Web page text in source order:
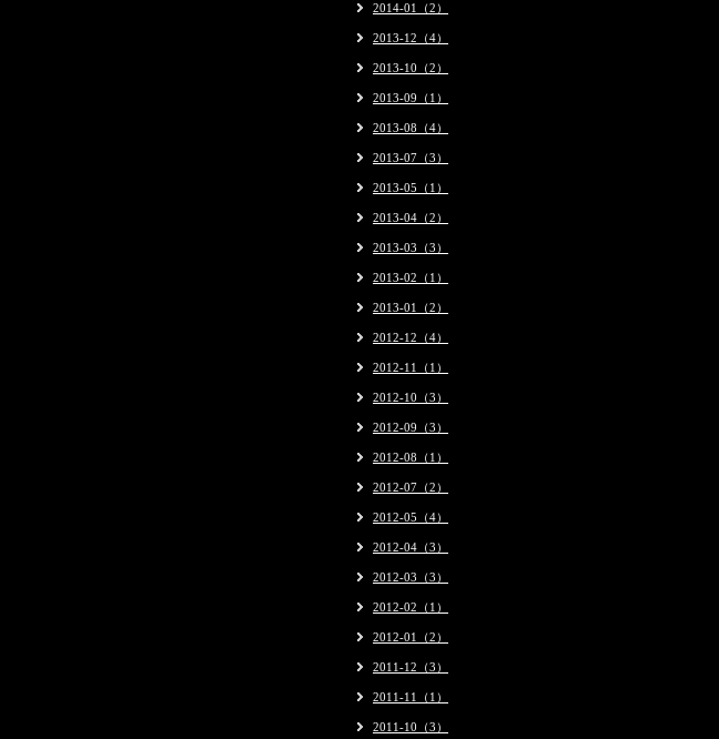
2014-01（2）
2013-12（4）
2013-10（2）
2013-09（1）
2013-08（4）
2013-07（3）
2013-05（1）
2013-04（2）
2013-03（3）
2013-02（1）
2013-01（2）
2012-12（4）
2012-11（1）
2012-10（3）
2012-09（3）
2012-08（1）
2012-07（2）
2012-05（4）
2012-04（3）
2012-03（3）
2012-02（1）
2012-01（2）
2011-12（3）
2011-11（1）
2011-10（3）